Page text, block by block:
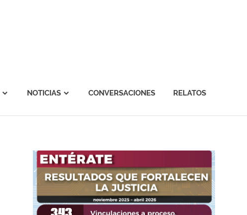
NOTICIAS CONVERSACIONES RELATOS